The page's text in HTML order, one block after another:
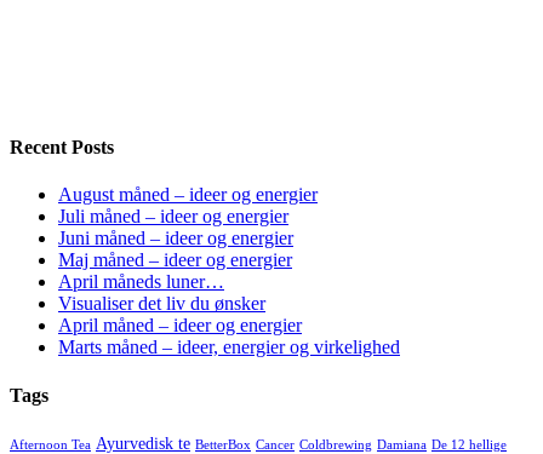
Recent Posts
August måned – ideer og energier
Juli måned – ideer og energier
Juni måned – ideer og energier
Maj måned – ideer og energier
April måneds luner…
Visualiser det liv du ønsker
April måned – ideer og energier
Marts måned – ideer, energier og virkelighed
Tags
Afternoon Tea Ayurvedisk te BetterBox Cancer Coldbrewing Damiana De 12 hellige